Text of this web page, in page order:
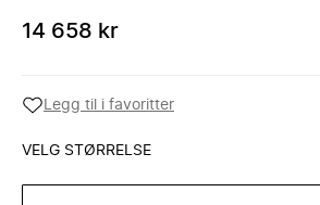
14 658 kr
Legg til i favoritter
VELG STØRRELSE